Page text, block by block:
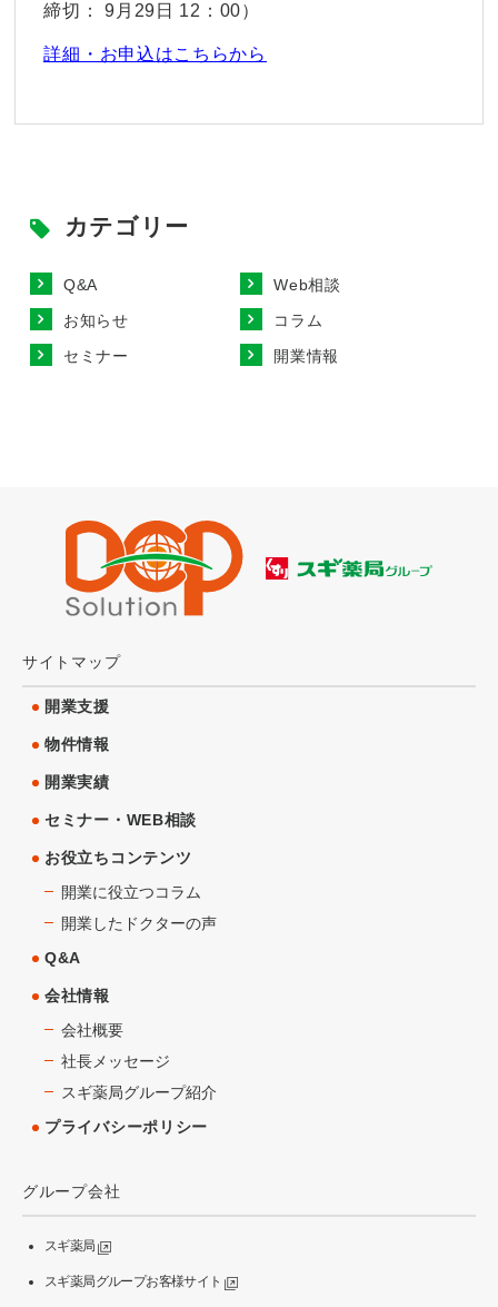
締切： 9月29日 12：00）
詳細・お申込はこちらから
カテゴリー
Q&A
Web相談
お知らせ
コラム
セミナー
開業情報
サイトマップ
開業支援
物件情報
開業実績
セミナー・WEB相談
お役立ちコンテンツ
開業に役立つコラム
開業したドクターの声
Q&A
会社情報
会社概要
社長メッセージ
スギ薬局グループ紹介
プライバシーポリシー
グループ会社
スギ薬局
スギ薬局グループお客様サイト